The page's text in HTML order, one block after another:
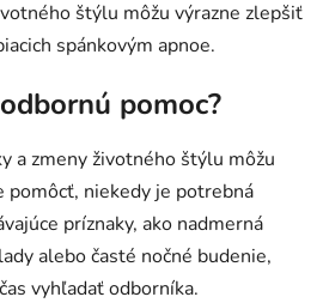
štýlu môžu výrazne zlepšiť
spánkovým apnoe.
pomoc?
a zmeny životného štýlu môžu
pomôcť, niekedy je potrebná
príznaky, ako nadmerná
alebo časté nočné budenie,
vyhľadať odborníka.